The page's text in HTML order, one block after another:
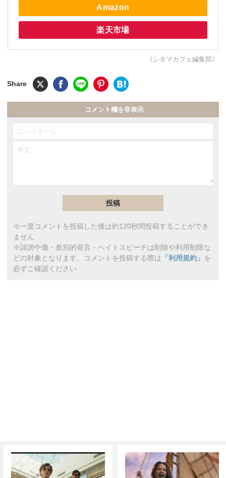
Amazon
楽天市場
《シネマカフェ編集部》
コメント欄を非表示
※一度コメントを投稿した後は約120秒間投稿することができ
ません
※誹謗中傷・差別的発言・ヘイトスピーチは削除や利用制限な
どの対象となります。コメントを投稿する際は 「利用規約」 を
必ずご確認ください